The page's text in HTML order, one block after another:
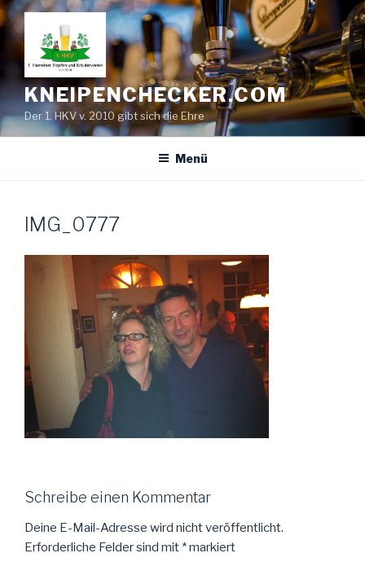
Zum
Inhalt
springen
KNEIPENCHECKER.COM
Der 1. HKV v. 2010 gibt sich die Ehre
Menü
IMG_0777
Schreibe einen Kommentar
Deine E-Mail-Adresse wird nicht veröffentlicht.
Erforderliche Felder sind mit *markiert